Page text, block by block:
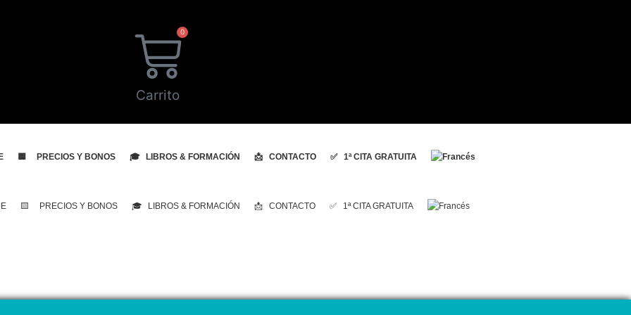
0
Carrito
🟨 PRECIOS Y BONOS 🎓 LIBROS & FORMACIÓN 📩 CONTACTO ✅ 1ª CITA GRATUITA
🟨 PRECIOS Y BONOS 🎓 LIBROS & FORMACIÓN 📩 CONTACTO ✅ 1ª CITA GRATUITA